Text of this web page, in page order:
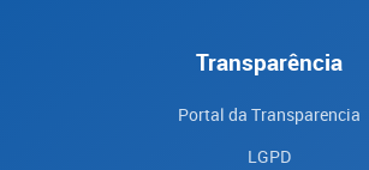
Transparência
Portal da Transparencia
LGPD